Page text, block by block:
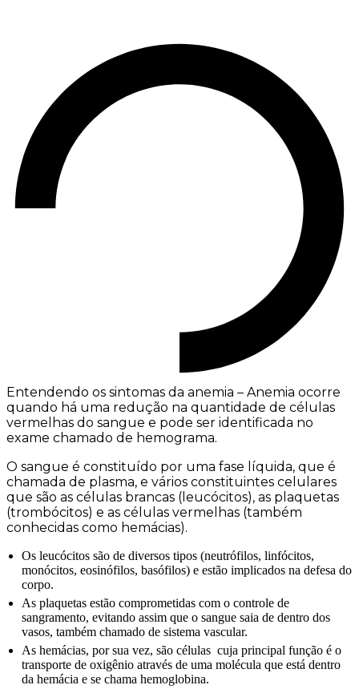
Entendendo os sintomas da anemia – Anemia ocorre
quando há uma redução na quantidade de células
vermelhas do sangue e pode ser identificada no
exame chamado de hemograma.
O sangue é constituído por uma fase líquida, que é
chamada de plasma, e vários constituintes celulares
que são as células brancas (leucócitos), as plaquetas
(trombócitos) e as células vermelhas (também
conhecidas como hemácias).
Os leucócitos são de diversos tipos (neutrófilos, linfócitos,
monócitos, eosinófilos, basófilos) e estão implicados na defesa do
corpo.
As plaquetas estão comprometidas com o controle de
sangramento, evitando assim que o sangue saia de dentro dos
vasos, também chamado de sistema vascular.
As hemácias, por sua vez, são células cuja principal função é o
transporte de oxigênio através de uma molécula que está dentro
da hemácia e se chama hemoglobina.